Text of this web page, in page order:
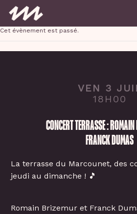
main
content
Cet évènement est passé.
VEN 3
18H00
CONCERT TERRASSE :
FRANCK DUMAS
La terrasse du Marcounet, des
jeudi au dimanche ! 🎵
Romain Brizemur et Franck